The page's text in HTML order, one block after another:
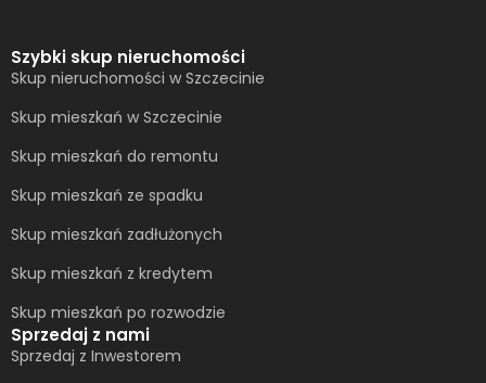
Szybki skup nieruchomości
Skup nieruchomości w Szczecinie
Skup mieszkań w Szczecinie
Skup mieszkań do remontu
Skup mieszkań ze spadku
Skup mieszkań zadłużonych
Skup mieszkań z kredytem
Skup mieszkań po rozwodzie
Sprzedaj z nami
Sprzedaj z Inwestorem